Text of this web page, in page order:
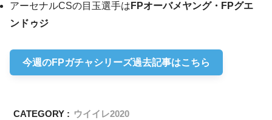
アーセナルCSの目玉選手は FPオーバメヤング・FPグエ
ンドゥジ
今週のFPガチャシリーズ過去記事はこちら
CATEGORY : ウイイレ2020